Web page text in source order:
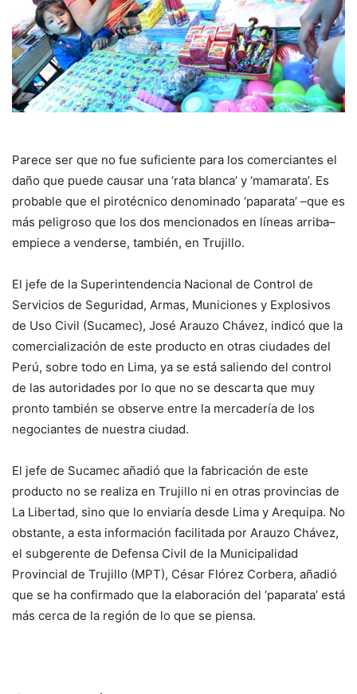
Parece ser que no fue suficiente para los comerciantes el
daño que puede causar una ‘rata blanca’ y ‘mamarata’. Es
probable que el pirotécnico denominado ‘paparata’ –que es
más peligroso que los dos mencionados en líneas arriba–
empiece a venderse, también, en Trujillo.
El jefe de la Superintendencia Nacional de Control de
Servicios de Seguridad, Armas, Municiones y Explosivos
de Uso Civil (Sucamec), José Arauzo Chávez, indicó que la
comercialización de este producto en otras ciudades del
Perú, sobre todo en Lima, ya se está saliendo del control
de las autoridades por lo que no se descarta que muy
pronto también se observe entre la mercadería de los
negociantes de nuestra ciudad.
El jefe de Sucamec añadió que la fabricación de este
producto no se realiza en Trujillo ni en otras provincias de
La Libertad, sino que lo enviaría desde Lima y Arequipa. No
obstante, a esta información facilitada por Arauzo Chávez,
el subgerente de Defensa Civil de la Municipalidad
Provincial de Trujillo (MPT), César Flórez Corbera, añadió
que se ha confirmado que la elaboración del ‘paparata’ está
más cerca de la región de lo que se piensa.